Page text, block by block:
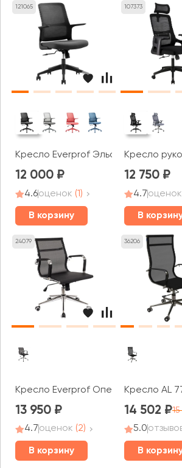
121065
Кресло Everprof Эльф / Elf
12 000
4.6оценок (1)
В корзину
107373
Кресло
12 750
4.7оценок
В
24079
Кресло Everprof Опера ЛБ Т / Opera
13 950
4.7оценок (2)
В корзину
36206
Кресло AL
14 502
5.0
В